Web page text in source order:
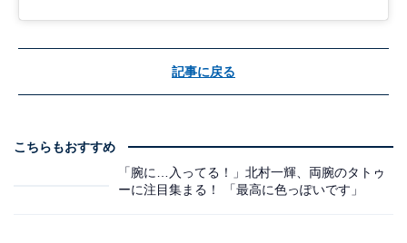
記事に戻る
こちらもおすすめ
「腕に…入ってる！」北村一輝、両腕のタトゥ
ーに注目集まる！ 「最高に色っぽいです」